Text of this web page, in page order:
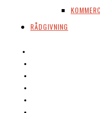
RÅDGIVNING